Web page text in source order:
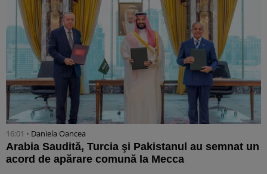
16:01 • Daniela Oancea
Arabia Saudită, Turcia şi Pakistanul au semnat un
acord de apărare comună la Mecca